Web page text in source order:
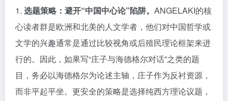
1. 选题策略：避开“中国中心论”陷阱。 ANGELAKI的核
心读者群是欧洲和北美的人文学者，他们对中国哲学或
文学的兴趣通常是通过比较视角或后殖民理论框架来进
行的。因此，如果写“庄子与海德格尔对话”之类的题
目，务必以海德格尔为论述主轴，庄子作为反衬资源，
而非平起平坐。更安全的策略是选择纯西方理论议题，